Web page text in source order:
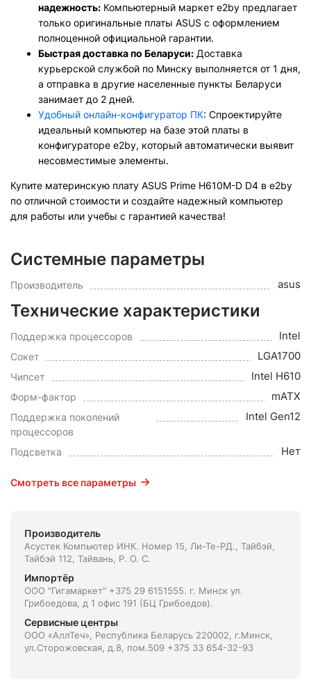
надежность: Компьютерный маркет e2by предлагает
только оригинальные платы ASUS с оформлением
полноценной официальной гарантии.
Быстрая доставка по Беларуси: Доставка
курьерской службой по Минску выполняется от 1 дня,
а отправка в другие населенные пункты Беларуси
занимает до 2 дней.
Удобный онлайн-конфигуратор ПК: Спроектируйте
идеальный компьютер на базе этой платы в
конфигураторе e2by, который автоматически выявит
несовместимые элементы.
Купите материнскую плату ASUS Prime H610M-D D4 в e2by
по отличной стоимости и создайте надежный компьютер
для работы или учебы с гарантией качества!
Системные параметры
Производитель asus
Технические характеристики
Поддержка процессоров Intel
Сокет LGA1700
Чипсет Intel H610
Форм-фактор mATX
Поддержка поколений
процессоров
Intel Gen12
Подсветка Нет
Смотреть все параметры
Производитель
Асустек Компьютер ИНК. Номер 15, Ли-Те-РД., Тайбэй,
Тайбэй 112, Тайвань, Р. О. С.
Импортёр
ООО "Гигамаркет" +375 29 6151555. г. Минск ул.
Грибоедова, д 1 офис 191 (БЦ Грибоедов).
Сервисные центры
ООО «АллТеч», Республика Беларусь 220002, г.Минск,
ул.Сторожовская, д.8, пом.509 +375 33 654-32-93